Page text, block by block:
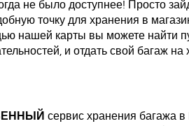
не было доступнее! Просто
точку для хранения в
нашей карты вы можете найти
и отдать свой багаж
сервис хранения багажа